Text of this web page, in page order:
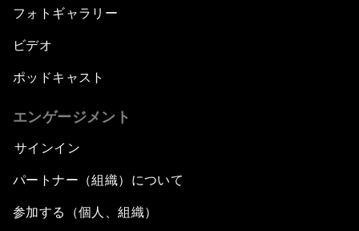
フォトギャラリー
ビデオ
ポッドキャスト
エンゲージメント
サインイン
パートナー（組織）について
参加する（個人、組織）